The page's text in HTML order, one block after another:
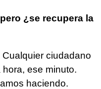
¿se recupera la
ciudadano
ese minuto.
haciendo.